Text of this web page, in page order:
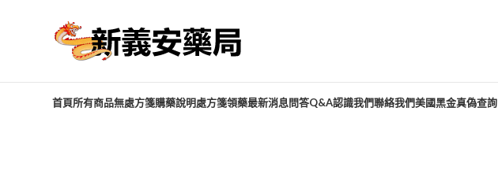
首頁所有商品無處方箋購藥說明處方箋領藥最新消息問答Q&A認識我們聯絡我們美國黑金真偽查詢